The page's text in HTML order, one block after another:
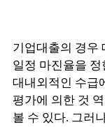
기업대출의 경우
일정 마진율을
대내외적인 수급
평가에 의한 것
볼 수 있다. 그러